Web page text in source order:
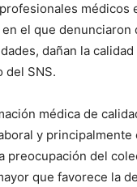
médicos
el que denunciaron
dañan la
del SNS.
médica de
y
preocupación del
que favorece la